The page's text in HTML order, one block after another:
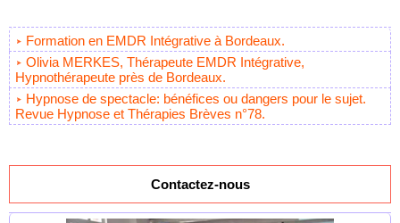
Formation en EMDR Intégrative à Bordeaux.
Olivia MERKES, Thérapeute EMDR Intégrative,
Hypnothérapeute près de Bordeaux.
Hypnose de spectacle: bénéfices ou dangers pour le sujet.
Revue Hypnose et Thérapies Brèves n°78.
Contactez-nous